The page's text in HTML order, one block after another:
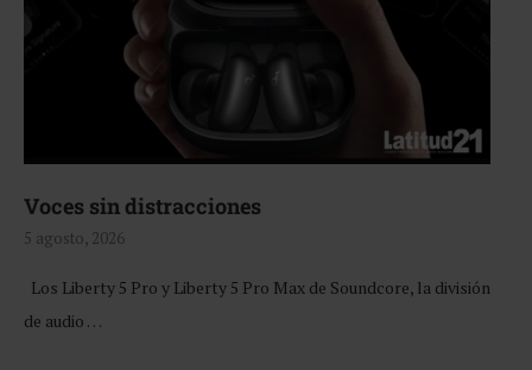
Voces sin distracciones
5 agosto, 2026
Los Liberty 5 Pro y Liberty 5 Pro Max de Soundcore, la división
de audio …